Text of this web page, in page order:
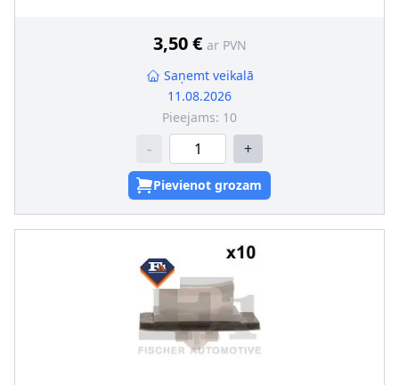
3,50 € ar PVN
Saņemt veikalā
11.08.2026
Pieejams: 10
- +
Pievienot grozam